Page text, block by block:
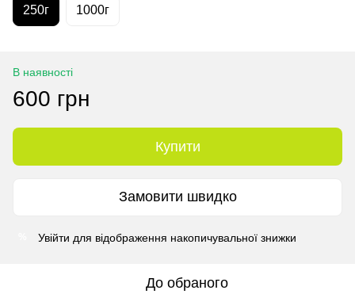
250г 1000г
В наявності
600 грн
Купити
Замовити швидко
Увійти для відображення накопичувальної знижки
До обраного